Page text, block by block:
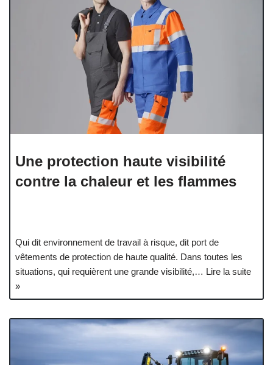
Une protection haute visibilité
contre la chaleur et les flammes
Qui dit environnement de travail à risque, dit port de
vêtements de protection de haute qualité. Dans toutes les
situations, qui requièrent une grande visibilité,… Lire la suite
»